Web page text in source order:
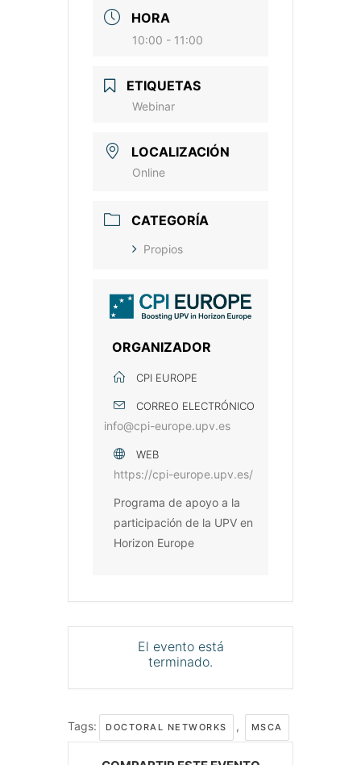
HORA
10:00 - 11:00
ETIQUETAS
Webinar
LOCALIZACIÓN
Online
CATEGORÍA
Propios
ORGANIZADOR
CPI EUROPE
CORREO ELECTRÓNICO
info@cpi-europe.upv.es
WEB
https://cpi-europe.upv.es/
Programa de apoyo a la
participación de la UPV en
Horizon Europe
El evento está
terminado.
Tags: DOCTORAL NETWORKS , MSCA